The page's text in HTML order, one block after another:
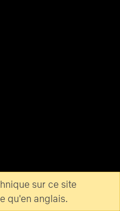
sur ce site
qu'en anglais.